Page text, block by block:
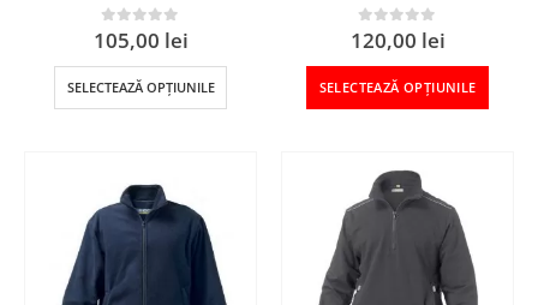
0out of 5
105,00 lei
SELECTEAZĂ OPȚIUNILE
0out of 5
120,00 lei
SELECTEAZĂ OPȚIUNILE